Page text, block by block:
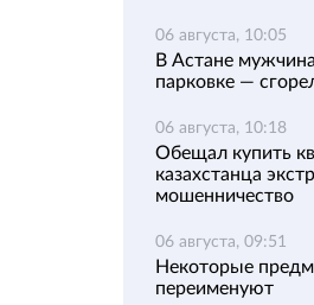
06 августа, 10:05
В Астане
парковке —
06 августа, 10:18
Обещал купить
казахстанца
мошенничество
06 августа, 09:51
Некоторые
переименуют